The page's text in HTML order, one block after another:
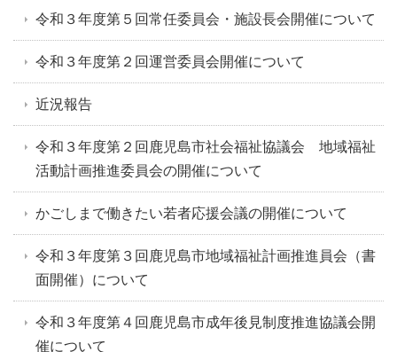
令和３年度第５回常任委員会・施設長会開催について
令和３年度第２回運営委員会開催について
近況報告
令和３年度第２回鹿児島市社会福祉協議会 地域福祉
活動計画推進委員会の開催について
かごしまで働きたい若者応援会議の開催について
令和３年度第３回鹿児島市地域福祉計画推進員会（書
面開催）について
令和３年度第４回鹿児島市成年後見制度推進協議会開
催について